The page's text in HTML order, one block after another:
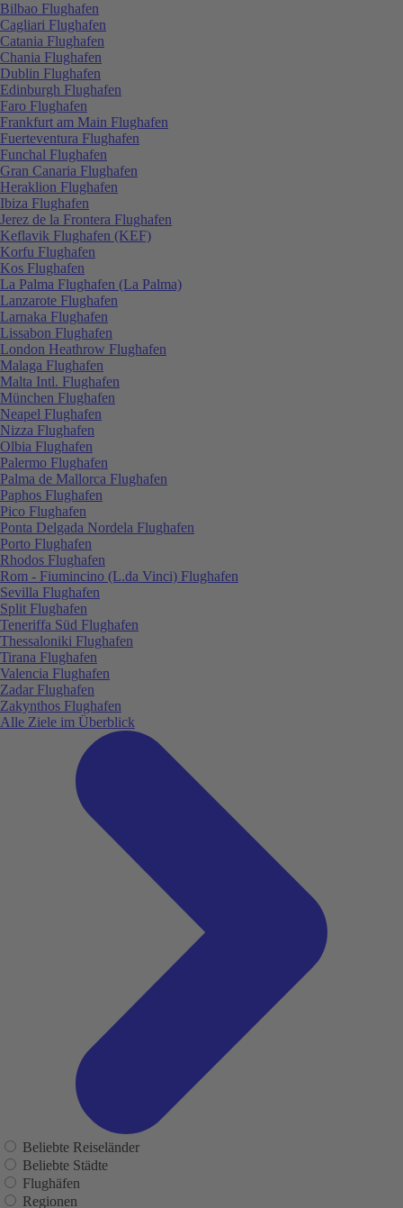
Bilbao Flughafen
Cagliari Flughafen
Catania Flughafen
Chania Flughafen
Dublin Flughafen
Edinburgh Flughafen
Faro Flughafen
Frankfurt am Main Flughafen
Fuerteventura Flughafen
Funchal Flughafen
Gran Canaria Flughafen
Heraklion Flughafen
Ibiza Flughafen
Jerez de la Frontera Flughafen
Keflavik Flughafen (KEF)
Korfu Flughafen
Kos Flughafen
La Palma Flughafen (La Palma)
Lanzarote Flughafen
Larnaka Flughafen
Lissabon Flughafen
London Heathrow Flughafen
Malaga Flughafen
Malta Intl. Flughafen
München Flughafen
Neapel Flughafen
Nizza Flughafen
Olbia Flughafen
Palermo Flughafen
Palma de Mallorca Flughafen
Paphos Flughafen
Pico Flughafen
Ponta Delgada Nordela Flughafen
Porto Flughafen
Rhodos Flughafen
Rom - Fiumincino (L.da Vinci) Flughafen
Sevilla Flughafen
Split Flughafen
Teneriffa Süd Flughafen
Thessaloniki Flughafen
Tirana Flughafen
Valencia Flughafen
Zadar Flughafen
Zakynthos Flughafen
Alle Ziele im Überblick
Beliebte Reiseländer
Beliebte Städte
Flughäfen
Regionen